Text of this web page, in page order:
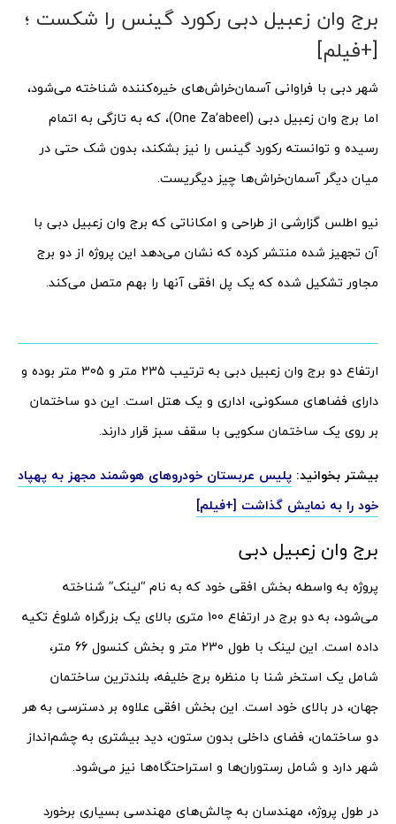
برج وان زعبیل دبی رکورد گینس را شکست ؛
[+فیلم]
شهر دبی با فراوانی آسمان‌خراش‌های خیره‌کننده شناخته می‌شود،
اما برج وان زعبیل دبی (One Za’abeel)، که به تازگی به اتمام
رسیده و توانسته رکورد گینس را نیز بشکند، بدون شک حتی در
میان دیگر آسمان‌خراش‌ها چیز دیگریست.
نیو اطلس گزارشی از طراحی و امکاناتی که برج وان زعبیل دبی با
آن تجهیز شده منتشر کرده که نشان می‌دهد این پروژه از دو برج
مجاور تشکیل شده که یک پل افقی آنها را بهم متصل می‌کند.
ارتفاع دو برج وان زعبیل دبی به ترتیب 235 متر و 305 متر بوده و
دارای فضاهای مسکونی، اداری و یک هتل است. این دو ساختمان
بر روی یک ساختمان سکویی با سقف سبز قرار دارند.
بیشتر بخوانید: پلیس عربستان خودروهای هوشمند مجهز به پهپاد
خود را به نمایش گذاشت [+فیلم]
برج وان زعبیل دبی
پروژه به واسطه بخش افقی خود که به نام “لینک” شناخته
می‌شود، به دو برج در ارتفاع 100 متری بالای یک بزرگراه شلوغ تکیه
داده است. این لینک با طول 230 متر و بخش کنسول 66 متر،
شامل یک استخر شنا با منظره برج خلیفه، بلندترین ساختمان
جهان، در بالای خود است. این بخش افقی علاوه بر دسترسی به هر
دو ساختمان، فضای داخلی بدون ستون، دید بیشتری به چشم‌انداز
شهر دارد و شامل رستوران‌ها و استراحتگاه‌ها نیز می‌شود.
در طول پروژه، مهندسان به چالش‌های مهندسی بسیاری برخورد